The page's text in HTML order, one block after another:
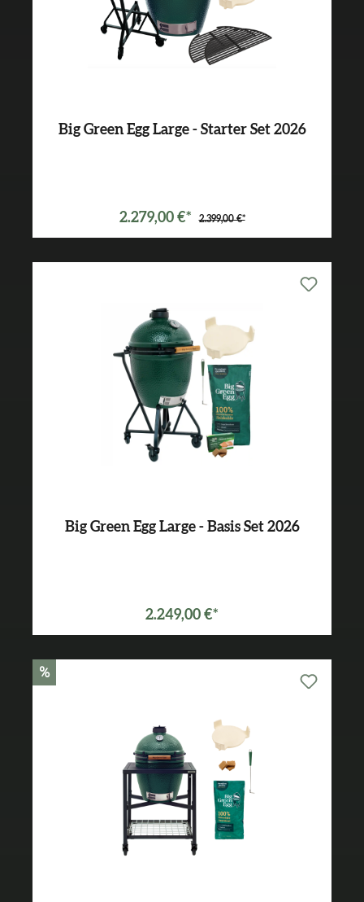
Big Green Egg Large - Starter Set 2026
2.279,00 €* 2.399,00 €*
Big Green Egg Large - Basis Set 2026
2.249,00 €*
%